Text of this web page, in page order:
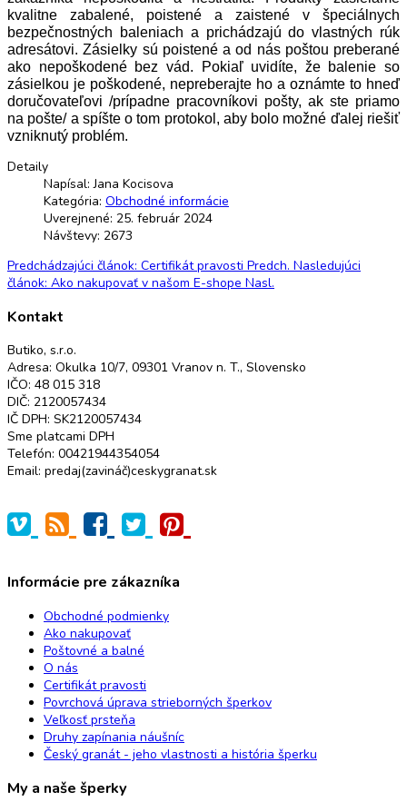
kvalitne zabalené, poistené a zaistené v špeciálnych
bezpečnostných baleniach a prichádzajú do vlastných rúk
adresátovi. Zásielky sú poistené a od nás poštou preberané
ako nepoškodené bez vád. Pokiaľ uvidíte, že balenie so
zásielkou je poškodené, nepreberajte ho a oznámte to hneď
doručovateľovi /prípadne pracovníkovi pošty, ak ste priamo
na pošte/ a spíšte o tom protokol, aby bolo možné ďalej riešiť
vzniknutý problém.
Detaily
Napísal:Jana Kocisova
Kategória: Obchodné informácie
Uverejnené: 25. február 2024
Návštevy: 2673
Predchádzajúci článok: Certifikát pravosti Predch. Nasledujúci
článok: Ako nakupovať v našom E-shope Nasl.
Kontakt
Butiko, s.r.o.
Adresa: Okulka 10/7, 09301 Vranov n. T., Slovensko
IČO: 48 015 318
DIČ: 2120057434
IČ DPH: SK2120057434
Sme platcami DPH
Telefón: 00421944354054
Email: predaj(zavináč)ceskygranat.sk
Informácie pre zákazníka
Obchodné podmienky
Ako nakupovať
Poštovné a balné
O nás
Certifikát pravosti
Povrchová úprava strieborných šperkov
Veľkosť prsteňa
Druhy zapínania náušníc
Český granát - jeho vlastnosti a história šperku
My a naše šperky